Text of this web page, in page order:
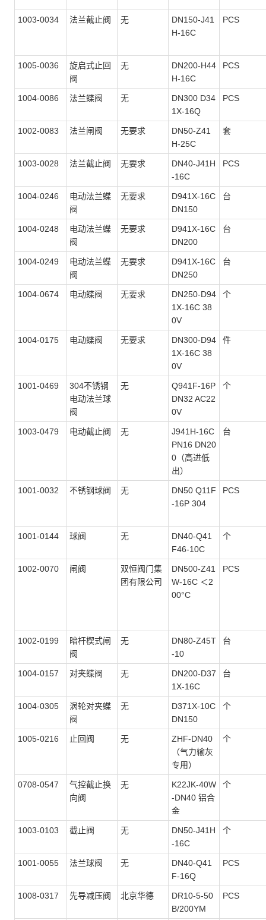
1003-0034 法兰截止阀 无
DN150-J41
H-16C
PCS
1005-0036
旋启式止回
阀
无
DN200-H44
H-16C
PCS
1004-0086 法兰蝶阀 无
DN300 D34
1X-16Q
PCS
1002-0083 法兰闸阀 无要求
DN50-Z41
H-25C
套
1003-0028 法兰截止阀 无要求
DN40-J41H
-16C
PCS
1004-0246
电动法兰蝶
阀
无要求
D941X-16C
DN150
台
1004-0248
电动法兰蝶
阀
无要求
D941X-16C
DN200
台
1004-0249
电动法兰蝶
阀
无要求
D941X-16C
DN250
台
1004-0674 电动蝶阀 无要求
DN250-D94
1X-16C 38
0V
个
1004-0175 电动蝶阀 无要求
DN300-D94
1X-16C 38
0V
件
1001-0469
304不锈钢
电动法兰球
阀
无
Q941F-16P
DN32 AC22
0V
个
1003-0479 电动截止阀 无
J941H-16C
PN16 DN20
0（高进低
出）
台
1001-0032 不锈钢球阀 无
DN50 Q11F
-16P 304
PCS
1001-0144 球阀 无
DN40-Q41
F46-10C
个
1002-0070 闸阀
双恒阀门集
团有限公司
DN500-Z41
W-16C ＜2
00°C
PCS
1002-0199
暗杆楔式闸
阀
无
DN80-Z45T
-10
台
1004-0157 对夹蝶阀 无
DN200-D37
1X-16C
台
1004-0305
涡轮对夹蝶
阀
无
D371X-10C
DN150
个
1005-0216 止回阀 无
ZHF-DN40
（气力输灰
专用）
个
0708-0547
气控截止换
向阀
无
K22JK-40W
-DN40 铝合
金
个
1003-0103 截止阀 无
DN50-J41H
-16C
个
1001-0055 法兰球阀 无
DN40-Q41
F-16Q
PCS
1008-0317 先导减压阀 北京华德
DR10-5-50
B/200YM
PCS